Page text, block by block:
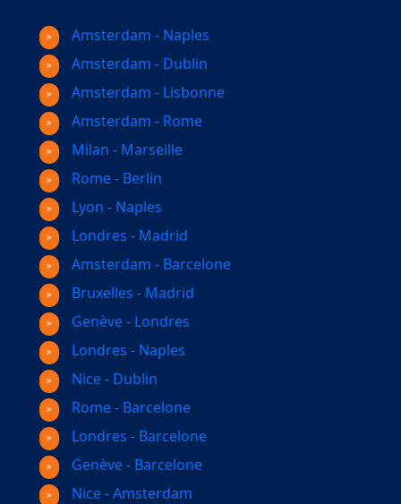
Amsterdam - Naples
Amsterdam - Dublin
Amsterdam - Lisbonne
Amsterdam - Rome
Milan - Marseille
Rome - Berlin
Lyon - Naples
Londres - Madrid
Amsterdam - Barcelone
Bruxelles - Madrid
Genève - Londres
Londres - Naples
Nice - Dublin
Rome - Barcelone
Londres - Barcelone
Genève - Barcelone
Nice - Amsterdam